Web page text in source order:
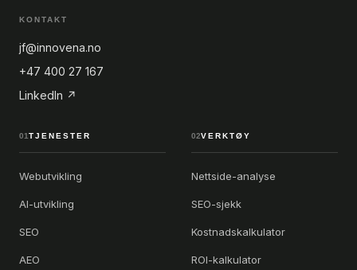
KONTAKT
jf@innovena.no
+47 400 27 167
LinkedIn ↗
01TJENESTER
Webutvikling
AI-utvikling
SEO
AEO
02VERKTØY
Nettside-analyse
SEO-sjekk
Kostnadskalkulator
ROI-kalkulator